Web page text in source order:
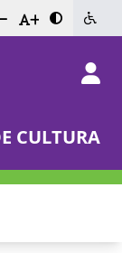
- +
CULTURA